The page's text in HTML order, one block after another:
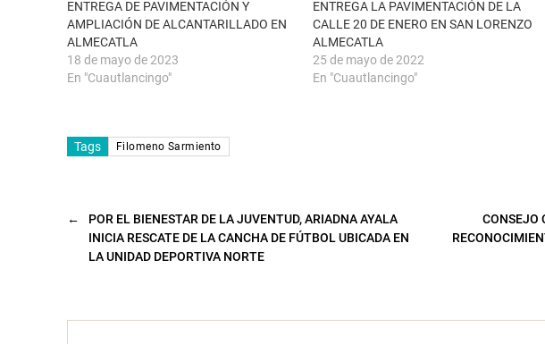
n
u
e
v
a
)
b
r
e
e
n
u
n
t
a
n
v
)
ENTREGA DE PAVIMENTACIÓN Y
AMPLIACIÓN DE ALCANTARILLADO EN
ALMECATLA
18 de mayo de 2023
En "Cuautlancingo"
ENTREGA LA PAVIMENTACIÓN DE LA
CALLE 20 DE ENERO EN SAN LORENZO
ALMECATLA
25 de mayo de 2022
En "Cuautlancingo"
Tags Filomeno Sarmiento
←
POR EL BIENESTAR DE LA JUVENTUD, ARIADNA AYALA
INICIA RESCATE DE LA CANCHA DE FÚTBOL UBICADA EN
LA UNIDAD DEPORTIVA NORTE
CONSEJO